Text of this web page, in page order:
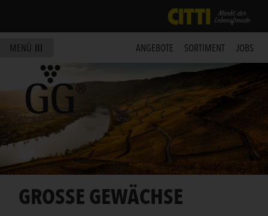
ANGEBOTE SORTIMENT JOBS
GROSSE GEWÄCHSE
MENÜ